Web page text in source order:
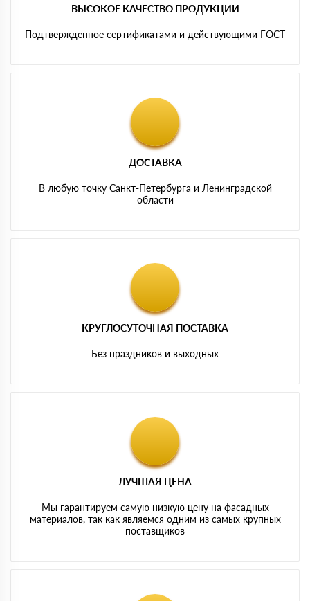
ВЫСОКОЕ КАЧЕСТВО ПРОДУКЦИИ
Подтвержденное сертификатами и действующими ГОСТ
ДОСТАВКА
В любую точку Санкт-Петербурга и Ленинградской
области
КРУГЛОСУТОЧНАЯ ПОСТАВКА
Без праздников и выходных
ЛУЧШАЯ ЦЕНА
Мы гарантируем самую низкую цену на фасадных
материалов, так как являемся одним из самых крупных
поставщиков